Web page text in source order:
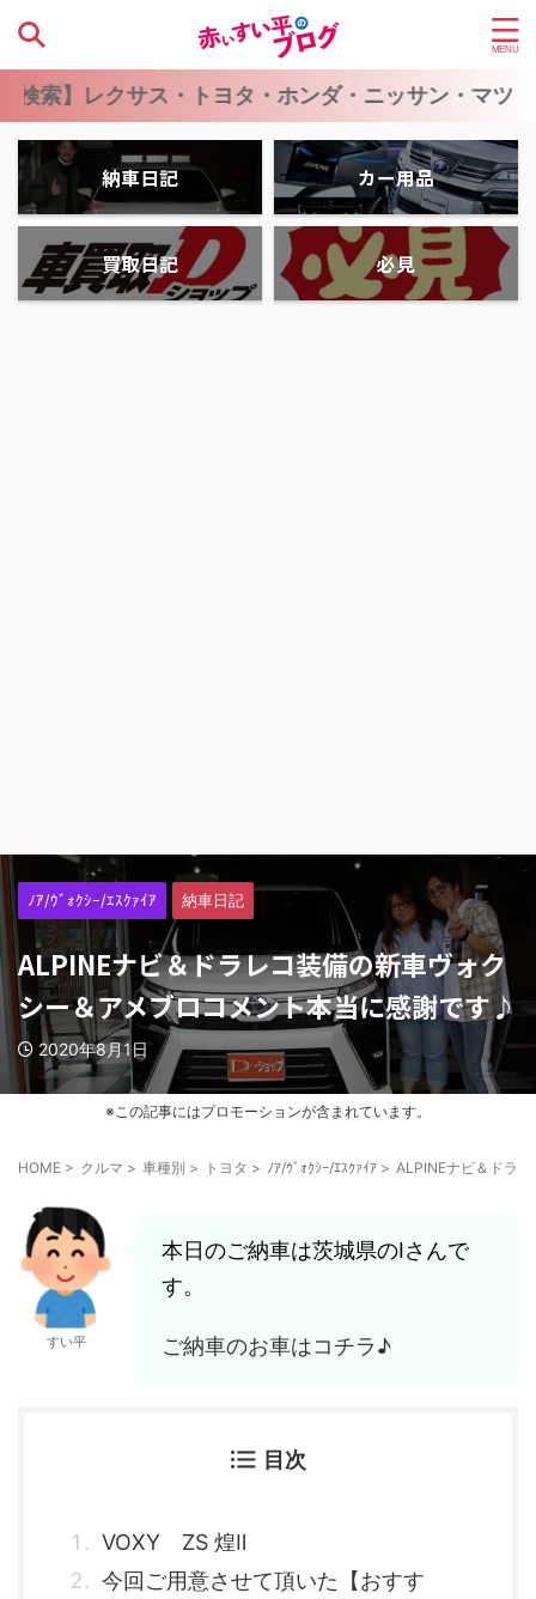
サス・トヨタ・ホンダ・ニッサン・マツダ・スバ
納車日記 カー用品
買取日記 必見
ﾉｱ/ｳﾞｫｸｼｰ/ｴｽｸｧｲｱ 納車日記
ALPINEナビ＆ドラレコ装備の新車ヴォク
シー＆アメブロコメント本当に感謝です♪
2020年8月1日
※この記事にはプロモーションが含まれています。
HOME > クルマ > 車種別 > トヨタ > ﾉｱ/ｳﾞｫｸｼｰ/ｴｽｸｧｲｱ > ALPINEナビ＆ドラ
すい平
本日のご納車は茨城県のIさんで
す。
ご納車のお車はコチラ♪
目次
VOXY ZS 煌Ⅱ
今回ご用意させて頂いた【おすす